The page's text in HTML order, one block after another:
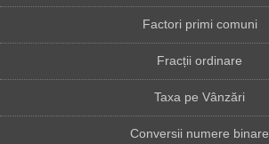
Factori primi comuni
Fracții ordinare
Taxa pe Vânzări
Conversii numere binare